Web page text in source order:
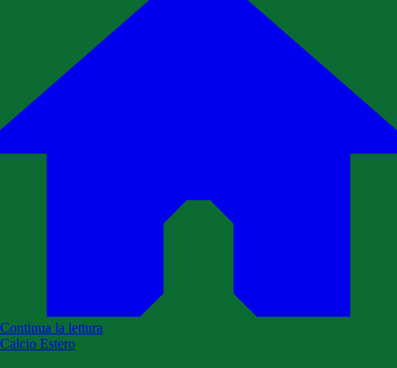
Continua la lettura
Calcio Estero